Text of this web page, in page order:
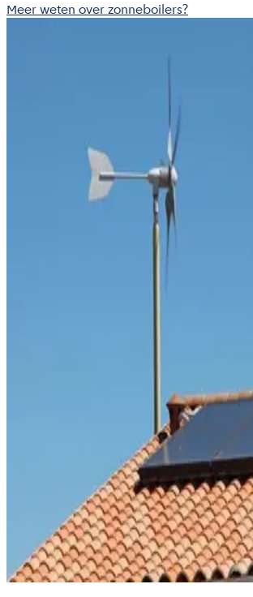
Meer weten over zonneboilers?